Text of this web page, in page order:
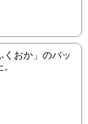
くおか」のバッ